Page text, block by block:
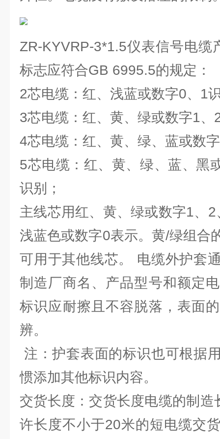
ZR-KYVRP-3*1.5仪表信号电缆
标志应符合GB 6995.5的规定
2芯电缆：红、浅蓝或数字0、1
3芯电缆：红、黄、绿或数字1
4芯电缆：红、黄、绿、蓝或数
5芯电缆：红、黄、绿、蓝、黑
识别；
主线芯用红、黄、绿或数字1、
浅蓝色或数字0表示。黄/绿组合
可用于其他线芯。 电缆外护套
制造厂商名、产品型号和额定
标识应耐擦且不容脱落，表面
辨。
注：护套表面的标识也可根据
惯添加其他标识内容。
交货长度：交货长度电缆的制
许长度不小于20米的短电缆交